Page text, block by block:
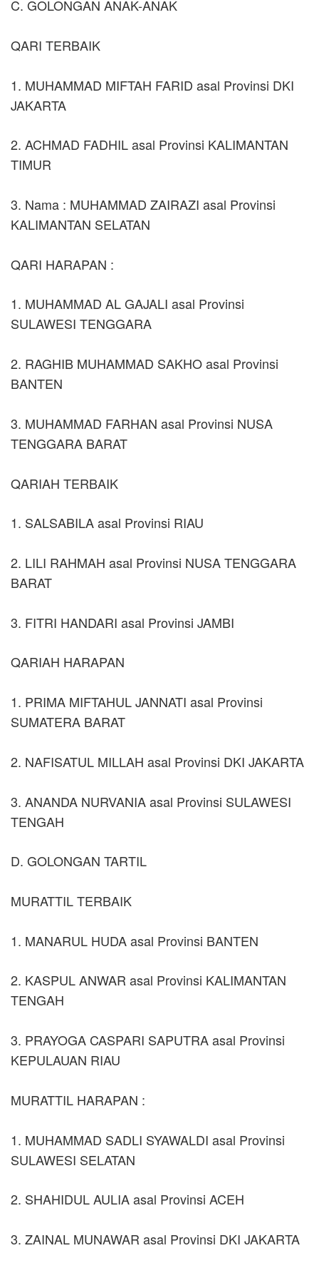
C. GOLONGAN ANAK-ANAK
QARI TERBAIK
1. MUHAMMAD MIFTAH FARID asal Provinsi DKI
JAKARTA
2. ACHMAD FADHIL asal Provinsi KALIMANTAN
TIMUR
3. Nama : MUHAMMAD ZAIRAZI asal Provinsi
KALIMANTAN SELATAN
QARI HARAPAN :
1. MUHAMMAD AL GAJALI asal Provinsi
SULAWESI TENGGARA
2. RAGHIB MUHAMMAD SAKHO asal Provinsi
BANTEN
3. MUHAMMAD FARHAN asal Provinsi NUSA
TENGGARA BARAT
QARIAH TERBAIK
1. SALSABILA asal Provinsi RIAU
2. LILI RAHMAH asal Provinsi NUSA TENGGARA
BARAT
3. FITRI HANDARI asal Provinsi JAMBI
QARIAH HARAPAN
1. PRIMA MIFTAHUL JANNATI asal Provinsi
SUMATERA BARAT
2. NAFISATUL MILLAH asal Provinsi DKI JAKARTA
3. ANANDA NURVANIA asal Provinsi SULAWESI
TENGAH
D. GOLONGAN TARTIL
MURATTIL TERBAIK
1. MANARUL HUDA asal Provinsi BANTEN
2. KASPUL ANWAR asal Provinsi KALIMANTAN
TENGAH
3. PRAYOGA CASPARI SAPUTRA asal Provinsi
KEPULAUAN RIAU
MURATTIL HARAPAN :
1. MUHAMMAD SADLI SYAWALDI asal Provinsi
SULAWESI SELATAN
2. SHAHIDUL AULIA asal Provinsi ACEH
3. ZAINAL MUNAWAR asal Provinsi DKI JAKARTA